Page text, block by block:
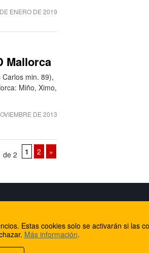
ENERO DE 2019
Mallorca
min. 89),
Miño, Ximo,
DE 2013
de 2 1 2 »
Rural Mallorca
de dominios
Estas cookies solo se activarán si las
Más información.